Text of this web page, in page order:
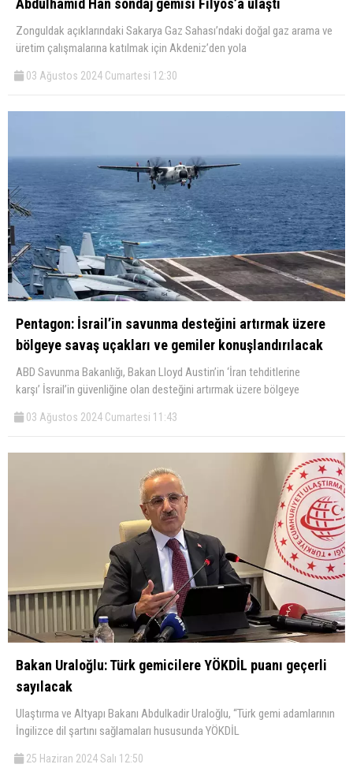
Zonguldak açıklarındaki Sakarya Gaz Sahası’ndaki doğal gaz arama ve
üretim çalışmalarına katılmak için Akdeniz’den yola
03 Ağustos 2024 Cumartesi 12:30
Pentagon: İsrail’in savunma desteğini artırmak üzere
bölgeye savaş uçakları ve gemiler konuşlandırılacak
ABD Savunma Bakanlığı, Bakan Lloyd Austin’in ‘İran tehditlerine
karşı’ İsrail’in güvenliğine olan desteğini artırmak üzere bölgeye
03 Ağustos 2024 Cumartesi 11:43
Bakan Uraloğlu: Türk gemicilere YÖKDİL puanı geçerli
sayılacak
Ulaştırma ve Altyapı Bakanı Abdulkadir Uraloğlu, “Türk gemi adamlarının
İngilizce dil şartını sağlamaları hususunda YÖKDİL
25 Haziran 2024 Salı 12:50